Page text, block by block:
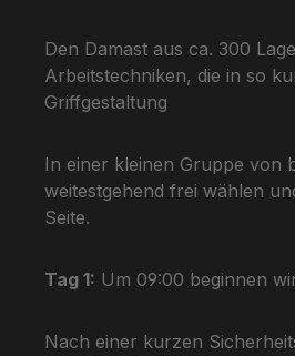
Den Damast aus ca. 300
Arbeitstechniken, die in so
Griffgestaltung
In einer kleinen Gruppe von
weitestgehend frei wählen
Seite.
Tag 1: Um 09:00 beginnen
Nach einer kurzen